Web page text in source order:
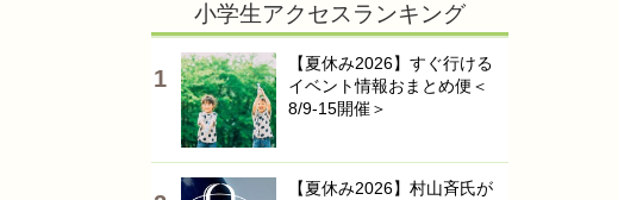
小学生アクセスランキング
【夏休み2026】すぐ行ける
イベント情報おまとめ便＜
8/9-15開催＞
【夏休み2026】村山斉氏が